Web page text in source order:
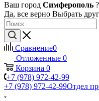
Ваш город Симферополь ?
Да, все верно Выбрать
Сравнение0
Отложенные 0
Корзина 0
+7 (978) 972-42-99
+7 (978) 972-42-99Отдел